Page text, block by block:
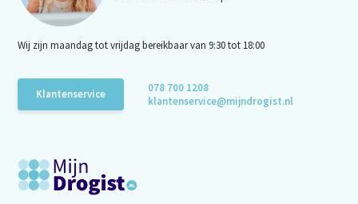
Wij zijn maandag tot vrijdag bereikbaar van 9:30 tot 18:00
Klantenservice
078 700 1208
klantenservice@mijndrogist.nl